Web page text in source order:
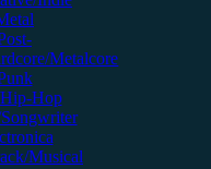
Metalcore
Hop
Musical